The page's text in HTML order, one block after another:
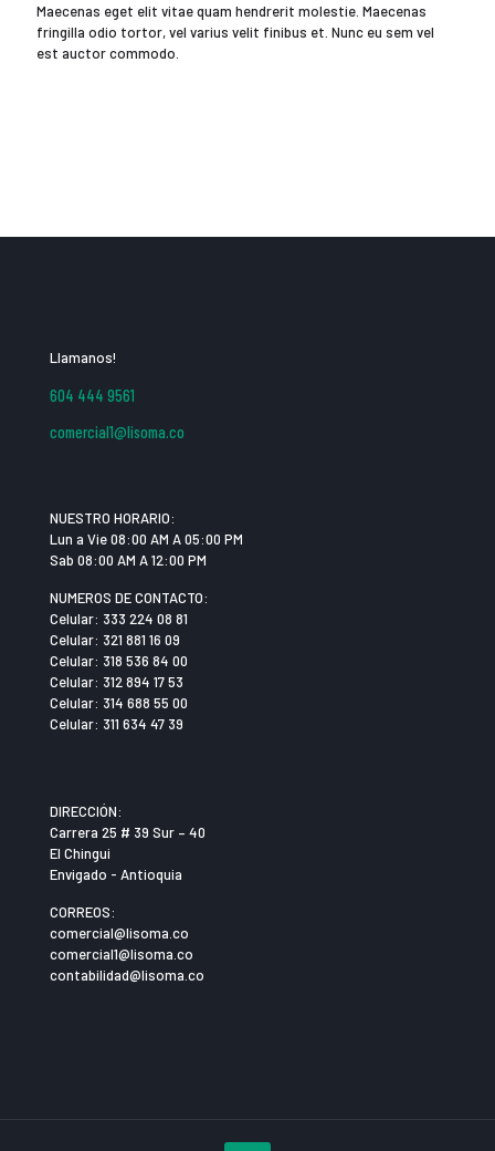
Maecenas eget elit vitae quam hendrerit molestie. Maecenas
fringilla odio tortor, vel varius velit finibus et. Nunc eu sem vel
est auctor commodo.
Llamanos!
604 444 9561
comercial1@lisoma.co
NUESTRO HORARIO:
Lun a Vie 08:00 AM A 05:00 PM
Sab 08:00 AM A 12:00 PM
NUMEROS DE CONTACTO:
Celular: 333 224 08 81
Celular: 321 881 16 09
Celular: 318 536 84 00
Celular: 312 894 17 53
Celular: 314 688 55 00
Celular: 311 634 47 39
DIRECCIÓN:
Carrera 25 # 39 Sur – 40
El Chingui
Envigado - Antioquia
CORREOS:
comercial@lisoma.co
comercial1@lisoma.co
contabilidad@lisoma.co